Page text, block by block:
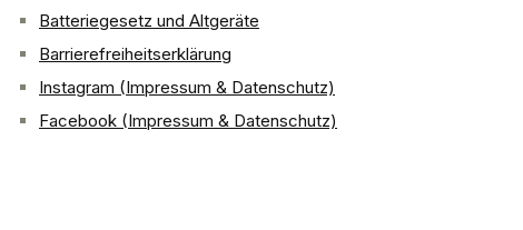
Batteriegesetz und Altgeräte
Barrierefreiheitserklärung
Instagram (Impressum & Datenschutz)
Facebook (Impressum & Datenschutz)